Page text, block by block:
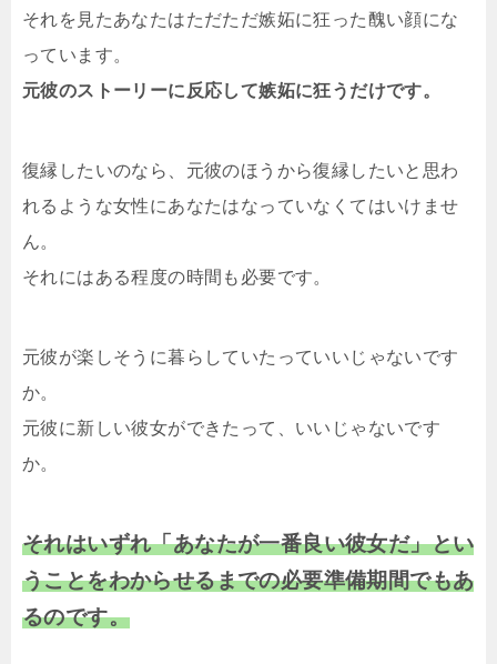
それを見たあなたはただただ嫉妬に狂った醜い顔にな
っています。
元彼のストーリーに反応して嫉妬に狂うだけです。
復縁したいのなら、元彼のほうから復縁したいと思わ
れるような女性にあなたはなっていなくてはいけませ
ん。
それにはある程度の時間も必要です。
元彼が楽しそうに暮らしていたっていいじゃないです
か。
元彼に新しい彼女ができたって、いいじゃないです
か。
それはいずれ「あなたが一番良い彼女だ」とい
うことをわからせるまでの必要準備期間でもあ
るのです。